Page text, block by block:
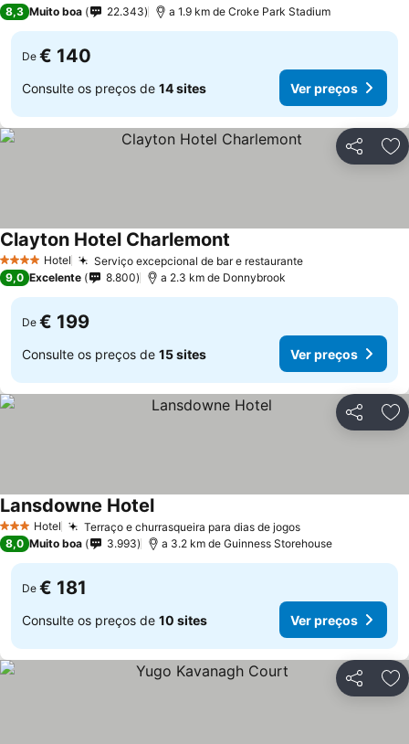
8,3 Muito boa 22.343 a 1.9 km de Croke Park Stadium
De € 140
Consulte os preços de 14 sites Ver preços
Partilhar
4 EstrelasHotel Serviço excepcional de bar e restauranteVer preços
Clayton Hotel Charlemont
9,0 Excelente 8.800 a 2.3 km de Donnybrook
De € 199
Consulte os preços de 15 sites Ver preços
Partilhar
3 EstrelasHotel Terraço e churrasqueira para dias de jogosVer preços
Lansdowne HotelVer preços
8,0 Muito boa 3.993 a 3.2 km de Guinness Storehouse
De € 181
Consulte os preços de 10 sites Ver preços
Partilhar